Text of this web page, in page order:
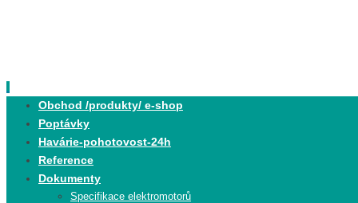
content
Obchod /produkty/ e-shop
Poptávky
Havárie-pohotovost-24h
Reference
Dokumenty
Specifikace elektromotorů